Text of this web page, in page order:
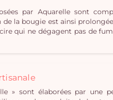
par Aquarelle sont
la bougie est ainsi
qui ne dégagent pas de
» sont élaborées par